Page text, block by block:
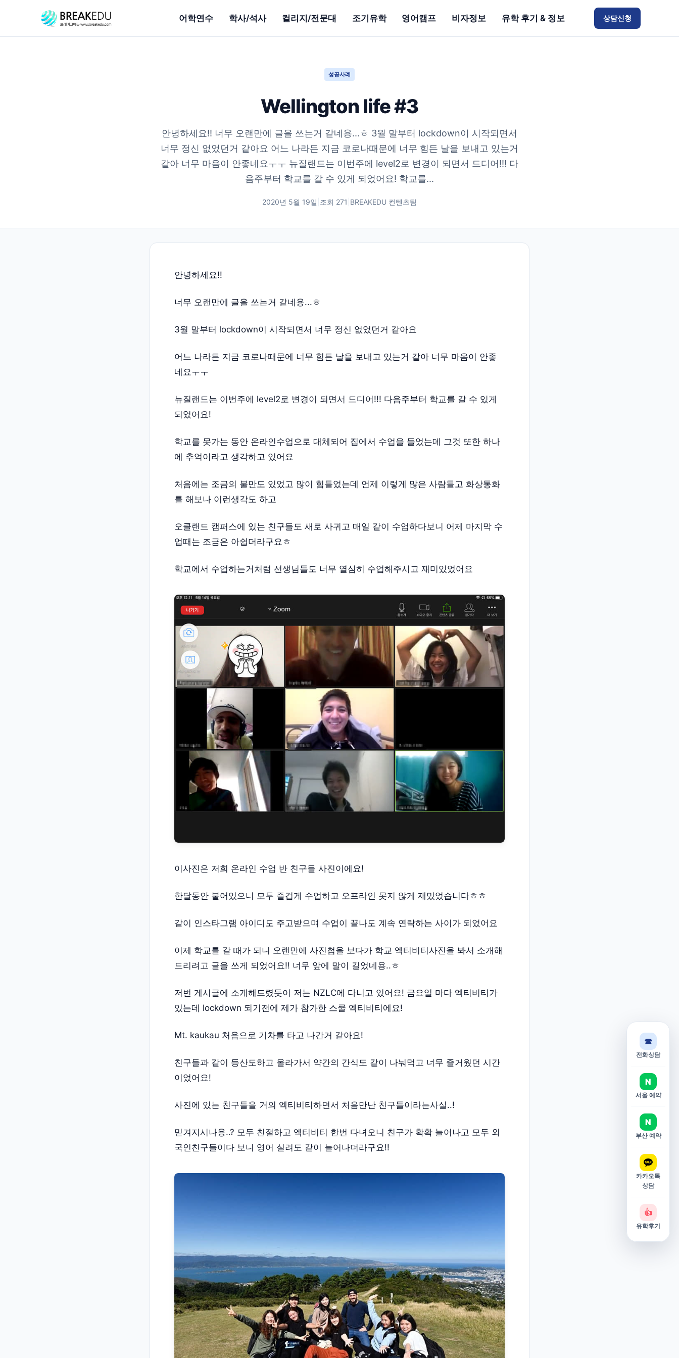
어학연수 학사/석사 컬리지/전문대 조기유학 영어캠프 비자정보 유학 후기 & 정보 상담신청
성공사례
Wellington life #3
안녕하세요!! 너무 오랜만에 글을 쓰는거 같네용...ㅎ 3월 말부터 lockdown이 시작되면서
너무 정신 없었던거 같아요 어느 나라든 지금 코로나때문에 너무 힘든 날을 보내고 있는거
같아 너무 마음이 안좋네요ㅜㅜ 뉴질랜드는 이번주에 level2로 변경이 되면서 드디어!!! 다
음주부터 학교를 갈 수 있게 되었어요! 학교를...
2020년 5월 19일 조회 271 BREAKEDU 컨텐츠팀
안녕하세요!!
너무 오랜만에 글을 쓰는거 같네용...ㅎ
3월 말부터 lockdown이 시작되면서 너무 정신 없었던거 같아요
어느 나라든 지금 코로나때문에 너무 힘든 날을 보내고 있는거 같아 너무 마음이 안좋
네요ㅜㅜ
뉴질랜드는 이번주에 level2로 변경이 되면서 드디어!!! 다음주부터 학교를 갈 수 있게
되었어요!
학교를 못가는 동안 온라인수업으로 대체되어 집에서 수업을 들었는데 그것 또한 하나
에 추억이라고 생각하고 있어요
처음에는 조금의 불만도 있었고 많이 힘들었는데 언제 이렇게 많은 사람들고 화상통화
를 해보나 이런생각도 하고
오클랜드 캠퍼스에 있는 친구들도 새로 사귀고 매일 같이 수업하다보니 어제 마지막 수
업때는 조금은 아쉽더라구요ㅎ
학교에서 수업하는거처럼 선생님들도 너무 열심히 수업해주시고 재미있었어요
이사진은 저희 온라인 수업 반 친구들 사진이에요!
한달동안 붙어있으니 모두 즐겁게 수업하고 오프라인 못지 않게 재밌었습니다ㅎㅎ
같이 인스타그램 아이디도 주고받으며 수업이 끝나도 계속 연락하는 사이가 되었어요
이제 학교를 갈 때가 되니 오랜만에 사진첩을 보다가 학교 엑티비티사진을 봐서 소개해
드리려고 글을 쓰게 되었어요!! 너무 앞에 말이 길었네용..ㅎ
저번 게시글에 소개해드렸듯이 저는 NZLC에 다니고 있어요! 금요일 마다 엑티비티가
있는데 lockdown 되기전에 제가 참가한 스쿨 엑티비티에요!
Mt. kaukau 처음으로 기차를 타고 나간거 같아요!
친구들과 같이 등산도하고 올라가서 약간의 간식도 같이 나눠먹고 너무 즐거웠던 시간
이었어요!
사진에 있는 친구들을 거의 엑티비티하면서 처음만난 친구들이라는사실..!
믿겨지시나용..? 모두 친절하고 엑티비티 한번 다녀오니 친구가 확확 늘어나고 모두 외
국인친구들이다 보니 영어 실려도 같이 늘어나더라구요!!
☎
전화상담
N
서울 예약
N
부산 예약
카카오톡
상담
👍
유학후기